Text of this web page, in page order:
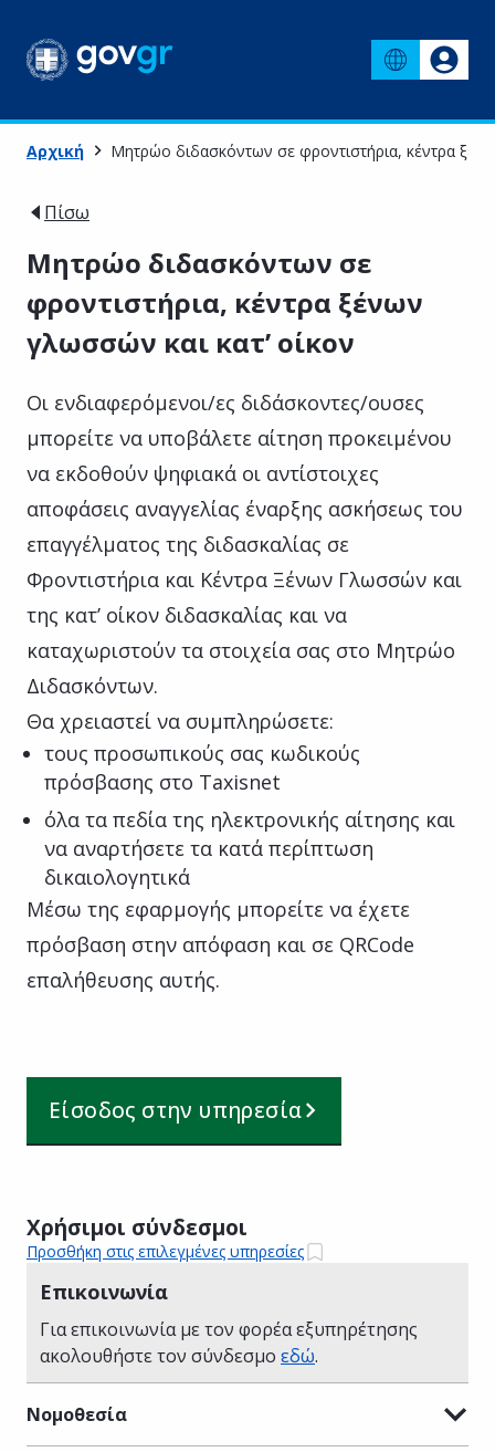
Αρχική Μητρώο διδασκόντων σε φροντιστήρια, κέντρα
Πίσω
Μητρώο διδασκόντων σε
φροντιστήρια, κέντρα ξένων
γλωσσών και κατ’ οίκον
Οι ενδιαφερόμενοι/ες διδάσκοντες/ουσες
μπορείτε να υποβάλετε αίτηση προκειμένου
να εκδοθούν ψηφιακά οι αντίστοιχες
αποφάσεις αναγγελίας έναρξης ασκήσεως του
επαγγέλματος της διδασκαλίας σε
Φροντιστήρια και Κέντρα Ξένων Γλωσσών και
της κατ’ οίκον διδασκαλίας και να
καταχωριστούν τα στοιχεία σας στο Μητρώο
Διδασκόντων.
Θα χρειαστεί να συμπληρώσετε:
τους προσωπικούς σας κωδικούς
πρόσβασης στο Taxisnet
όλα τα πεδία της ηλεκτρονικής αίτησης και
να αναρτήσετε τα κατά περίπτωση
δικαιολογητικά
Μέσω της εφαρμογής μπορείτε να έχετε
πρόσβαση στην απόφαση και σε QRCode
επαλήθευσης αυτής.
Είσοδος στην υπηρεσία
Χρήσιμοι σύνδεσμοι
Προσθήκη στις επιλεγμένες υπηρεσίες
Επικοινωνία
Για επικοινωνία με τον φορέα εξυπηρέτησης
ακολουθήστε τον σύνδεσμο εδώ.
Νομοθεσία